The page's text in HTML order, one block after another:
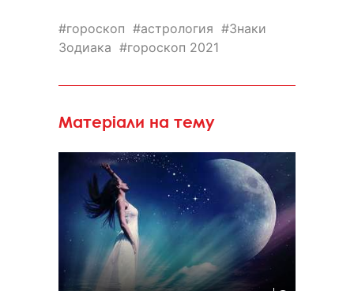
гороскоп астрология
Знаки
Зодиака
гороскоп 2021
Матеріали на тему